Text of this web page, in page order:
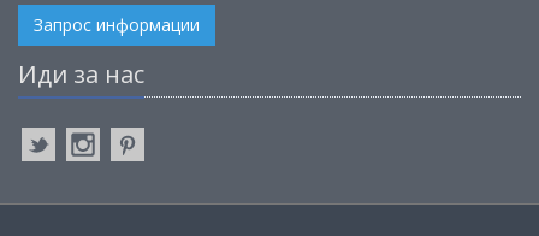
Запрос информации
Иди за нас